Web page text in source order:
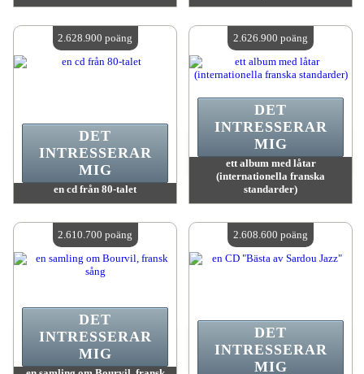
Antal tillgängliga:4
Antal tillgängliga:4
en cd från 80-talet
Antal tillgängliga:4
DET
INTRESSERAR
MIG
2.628.900 poäng
ett album med låtar
(internationella franska
standarder)
Antal tillgängliga:4
DET
INTRESSERAR
MIG
2.626.900 poäng
DET
INTRESSERAR
MIG
2.610.700 poäng
DET
INTRESSERAR
MIG
2.608.600 poäng